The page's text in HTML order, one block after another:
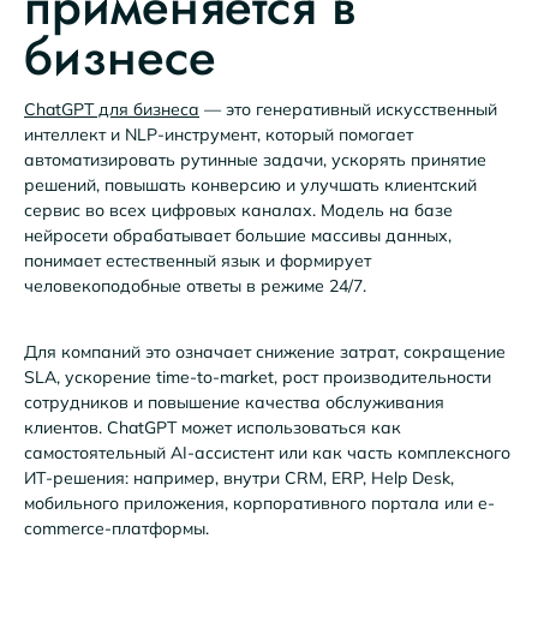
бизнесе
ChatGPT для бизнеса — это генеративный искусственный
интеллект и NLP-инструмент, который помогает
автоматизировать рутинные задачи, ускорять принятие
решений, повышать конверсию и улучшать клиентский
сервис во всех цифровых каналах. Модель на базе
нейросети обрабатывает большие массивы данных,
понимает естественный язык и формирует
человекоподобные ответы в режиме 24/7.
Для компаний это означает снижение затрат, сокращение
SLA, ускорение time-to-market, рост производительности
сотрудников и повышение качества обслуживания
клиентов. ChatGPT может использоваться как
самостоятельный AI-ассистент или как часть комплексного
ИТ-решения: например, внутри CRM, ERP, Help Desk,
мобильного приложения, корпоративного портала или e-
commerce-платформы.